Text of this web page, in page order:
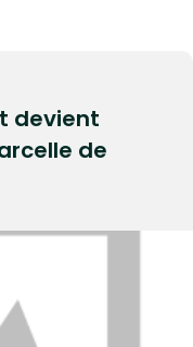
devient
de